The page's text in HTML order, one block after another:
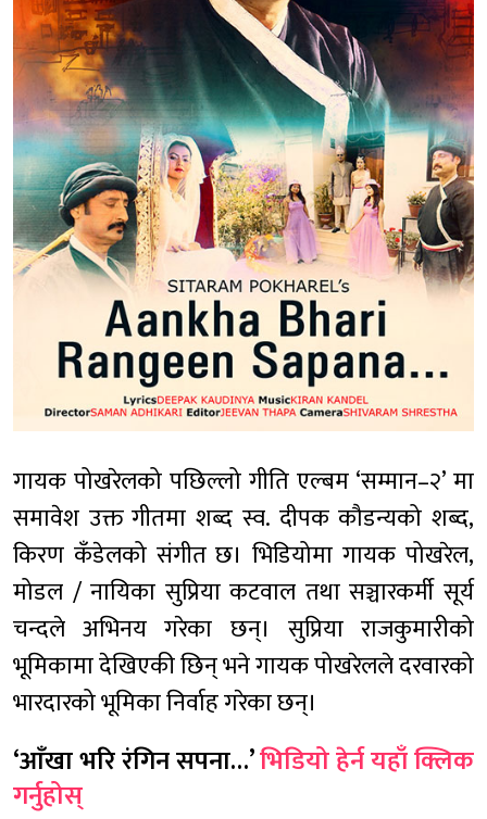
गायक पोखरेलको पछिल्लो गीति एल्बम ‘सम्मान–२’ मा
समावेश उक्त गीतमा शब्द स्व. दीपक कौडन्यको शब्द,
किरण कँडेलको संगीत छ। भिडियोमा गायक पोखरेल,
मोडल / नायिका सुप्रिया कटवाल तथा सञ्चारकर्मी सूर्य
चन्दले अभिनय गरेका छन्। सुप्रिया राजकुमारीको
भूमिकामा देखिएकी छिन् भने गायक पोखरेलले दरवारको
भारदारको भूमिका निर्वाह गरेका छन्।
‘आँखा भरि रंगिन सपना…’भिडियो हेर्न यहाँ क्लिक
गर्नुहोस्